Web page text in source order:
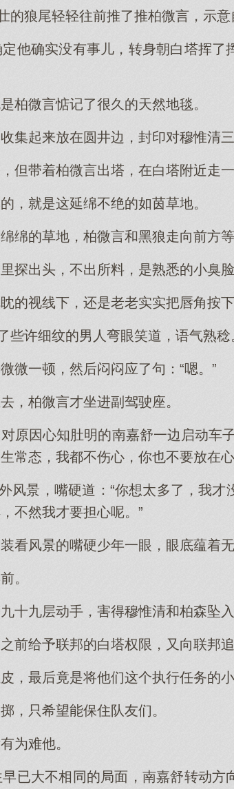
的狼尾轻轻往前推了推柏微言，示意
他确实没有事儿，转身朝白塔挥了
柏微言惦记了很久的天然地毯。
集起来放在圆井边，封印对穆惟清
但带着柏微言出塔，在白塔附近走
，就是这延绵不绝的如茵草地。
绵的草地，柏微言和黑狼走向前方等
探出头，不出所料，是熟悉的小臭脸
的视线下，还是老老实实把唇角按下
些许细纹的男人弯眼笑道，语气熟稔
微一顿，然后闷闷应了句：“嗯。”
，柏微言才坐进副驾驶座。
原因心知肚明的南嘉舒一边启动车
常态，我都不伤心，你也不要放在
风景，嘴硬道：“你想太多了，我
不然我才要担心呢。”
看风景的嘴硬少年一眼，眼底蕴着无
。
十九层动手，害得穆惟清和柏森坠入
前给予联邦的白塔权限，又向联邦追
，最后竟是将他们这个执行任务的小
，只希望能保住队友们。
为难他。
已大不相同的局面，南嘉舒转动方